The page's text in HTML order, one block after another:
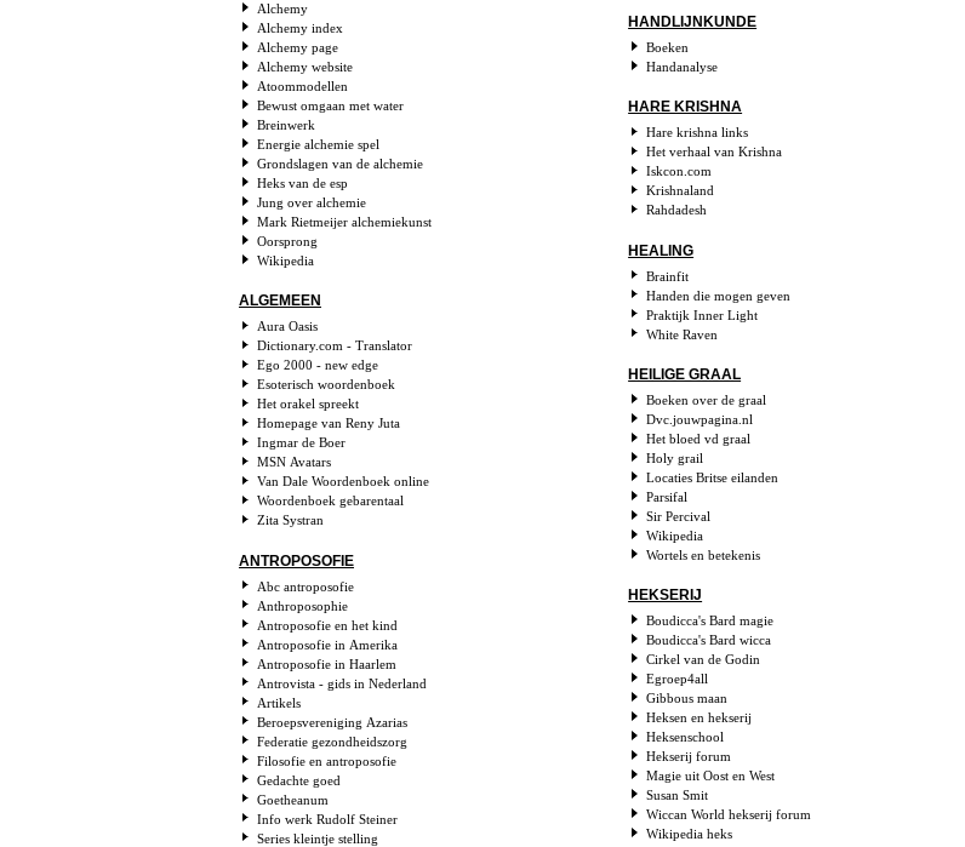
Alchemy
Alchemy index
Alchemy page
Alchemy website
Atoommodellen
Bewust omgaan met water
Breinwerk
Energie alchemie spel
Grondslagen van de alchemie
Heks van de esp
Jung over alchemie
Mark Rietmeijer alchemiekunst
Oorsprong
Wikipedia
ALGEMEEN
Aura Oasis
Dictionary.com - Translator
Ego 2000 - new edge
Esoterisch woordenboek
Het orakel spreekt
Homepage van Reny Juta
Ingmar de Boer
MSN Avatars
Van Dale Woordenboek online
Woordenboek gebarentaal
Zita Systran
ANTROPOSOFIE
Abc antroposofie
Anthroposophie
Antroposofie en het kind
Antroposofie in Amerika
Antroposofie in Haarlem
Antrovista - gids in Nederland
Artikels
Beroepsvereniging Azarias
Federatie gezondheidszorg
Filosofie en antroposofie
Gedachte goed
Goetheanum
Info werk Rudolf Steiner
Series kleintje stelling
HANDLIJNKUNDE
Boeken
Handanalyse
HARE KRISHNA
Hare krishna links
Het verhaal van Krishna
Iskcon.com
Krishnaland
Rahdadesh
HEALING
Brainfit
Handen die mogen geven
Praktijk Inner Light
White Raven
HEILIGE GRAAL
Boeken over de graal
Dvc.jouwpagina.nl
Het bloed vd graal
Holy grail
Locaties Britse eilanden
Parsifal
Sir Percival
Wikipedia
Wortels en betekenis
HEKSERIJ
Boudicca's Bard magie
Boudicca's Bard wicca
Cirkel van de Godin
Egroep4all
Gibbous maan
Heksen en hekserij
Heksenschool
Hekserij forum
Magie uit Oost en West
Susan Smit
Wiccan World hekserij forum
Wikipedia heks